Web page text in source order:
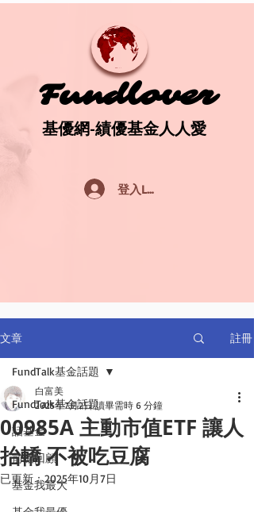
Fundlover
Fundlover
基優網-績優基金人人愛
基優網-績優基金人人愛
登入Log In
文章 註冊
FundTalk基金話題
話基金
前瞻回顧
基金我最大
FundTalk基金話題
00985A 主動市值ETF 讓人
抬轎 不被吃豆腐
白富美
2025年7月2日 讀畢需時 6 分鐘
已更新：2025年10月7日